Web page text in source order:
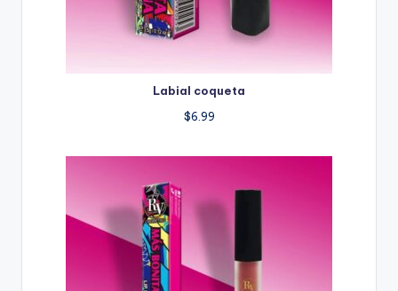
Labial coqueta
$6.99